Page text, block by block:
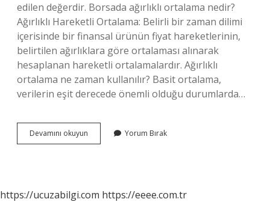
edilen değerdir. Borsada ağırlıklı ortalama nedir?
Ağırlıklı Hareketli Ortalama: Belirli bir zaman dilimi
içerisinde bir finansal ürünün fiyat hareketlerinin,
belirtilen ağırlıklara göre ortalaması alınarak
hesaplanan hareketli ortalamalardır. Ağırlıklı
ortalama ne zaman kullanılır? Basit ortalama,
verilerin eşit derecede önemli olduğu durumlarda…
Devamını okuyun
Ortalama
Yorum Bırak
https://ucuzabilgi.com https://eeee.com.tr